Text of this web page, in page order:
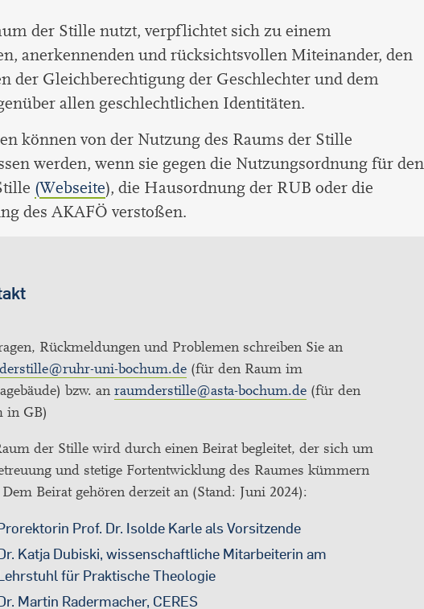
der Stille nutzt, verpflichtet sich zu einem
anerkennenden und rücksichtsvollen Miteinander, den
der Gleichberechtigung der Geschlechter und dem
allen geschlechtlichen Identitäten.
können von der Nutzung des Raums der Stille
werden, wenn sie gegen die Nutzungsordnung für den
(Webseite), die Hausordnung der RUB oder die
des AKAFÖ verstoßen.
Rückmeldungen und Problemen schreiben Sie an
uni-bochum.de (für den Raum im
bzw. an raumderstille@asta-bochum.de (für den
in GB)
der Stille wird durch einen Beirat begleitet, der sich um
und stetige Fortentwicklung des Raumes kümmern
Beirat gehören derzeit an (Stand: Juni 2024):
Prof. Dr. Isolde Karle als Vorsitzende
Katja Dubiski, wissenschaftliche Mitarbeiterin am
für Praktische Theologie
Martin Radermacher, CERES